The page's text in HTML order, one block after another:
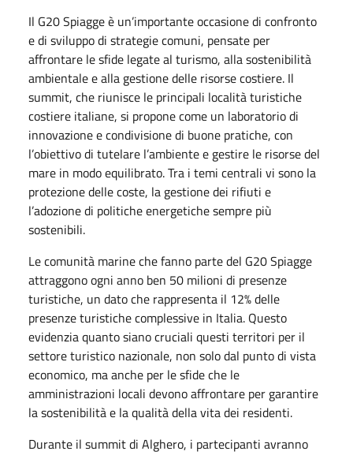
Il G20 Spiagge è un’importante occasione di confronto
e di sviluppo di strategie comuni, pensate per
affrontare le sfide legate al turismo, alla sostenibilità
ambientale e alla gestione delle risorse costiere. Il
summit, che riunisce le principali località turistiche
costiere italiane, si propone come un laboratorio di
innovazione e condivisione di buone pratiche, con
l’obiettivo di tutelare l’ambiente e gestire le risorse del
mare in modo equilibrato. Tra i temi centrali vi sono la
protezione delle coste, la gestione dei rifiuti e
l’adozione di politiche energetiche sempre più
sostenibili.
Le comunità marine che fanno parte del G20 Spiagge
attraggono ogni anno ben 50 milioni di presenze
turistiche, un dato che rappresenta il 12% delle
presenze turistiche complessive in Italia. Questo
evidenzia quanto siano cruciali questi territori per il
settore turistico nazionale, non solo dal punto di vista
economico, ma anche per le sfide che le
amministrazioni locali devono affrontare per garantire
la sostenibilità e la qualità della vita dei residenti.
Durante il summit di Alghero, i partecipanti avranno